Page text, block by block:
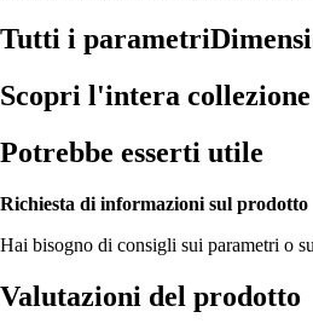
Tutti i parametri
Scopri l'intera collezione
Potrebbe esserti utile
Richiesta di informazioni sul prodotto
Hai bisogno di consigli sui parametri o
Valutazioni del prodotto